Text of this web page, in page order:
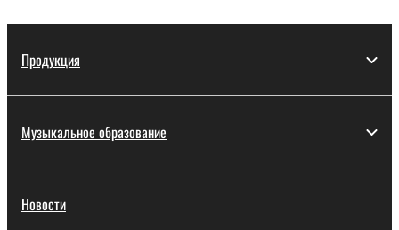
Продукция
Музыкальное образование
Новости